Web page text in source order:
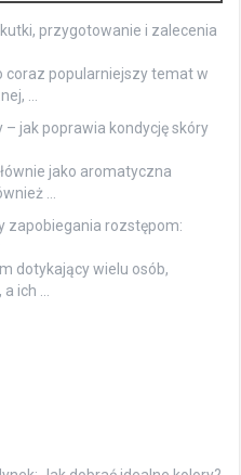
przygotowanie i zalecenia
coraz popularniejszy temat w
…
– jak poprawia kondycję skóry
jako aromatyczna
…
zapobiegania rozstępom:
dotykający wielu osób,
ich …